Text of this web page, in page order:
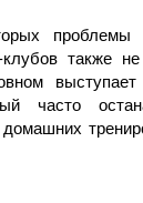
также
выступает
часто